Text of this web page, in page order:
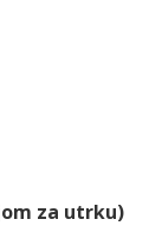
za utrku)